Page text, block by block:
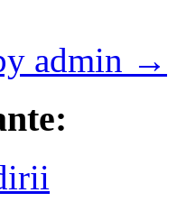
admin →